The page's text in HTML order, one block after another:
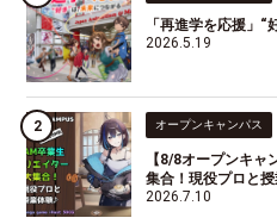
「再進学を応援」“
2026.5.19
オープンキャンパス
【8/8オープンキ
集合！現役プロと授
2026.7.10